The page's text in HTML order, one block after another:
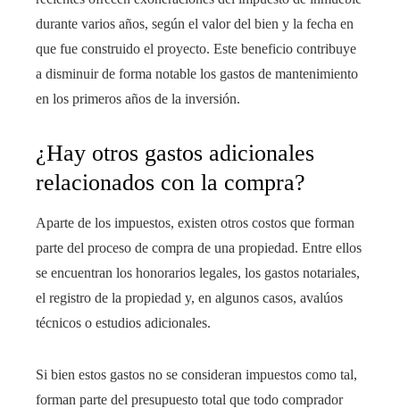
durante varios años, según el valor del bien y la fecha en
que fue construido el proyecto. Este beneficio contribuye
a disminuir de forma notable los gastos de mantenimiento
en los primeros años de la inversión.
¿Hay otros gastos adicionales
relacionados con la compra?
Aparte de los impuestos, existen otros costos que forman
parte del proceso de compra de una propiedad. Entre ellos
se encuentran los honorarios legales, los gastos notariales,
el registro de la propiedad y, en algunos casos, avalúos
técnicos o estudios adicionales.
Si bien estos gastos no se consideran impuestos como tal,
forman parte del presupuesto total que todo comprador